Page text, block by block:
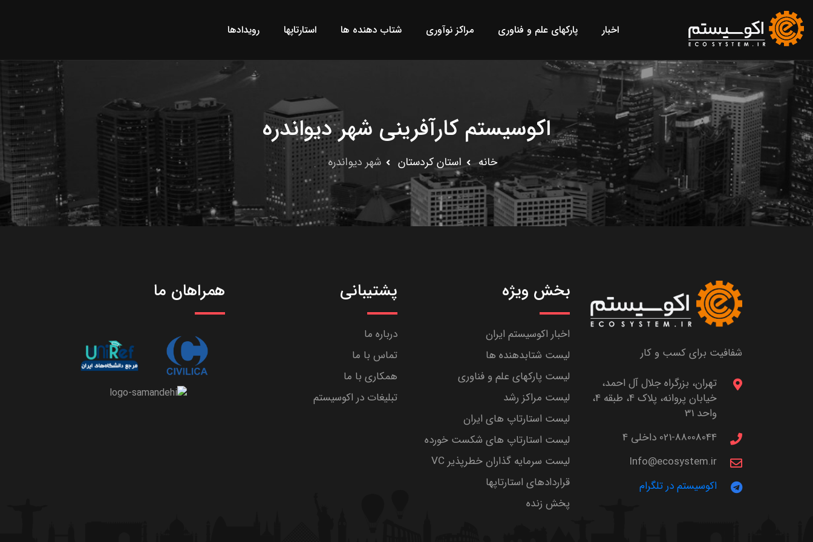
اخبار پارکهای علم و فناوری مراکز نوآوری شتاب دهنده ها استارتاپها رویدادها
اکوسیستم کارآفرینی شهر دیواندره
خانه استان کردستان شهر دیواندره
شفافیت برای کسب و کار
تهران، بزرگراه جلال آل احمد،
خیابان پروانه، پلاک 4، طبقه 4،
واحد 31
021-88008044 داخلی 4
Info@ecosystem.ir
اکوسیستم در تلگرام
بخش ویژه
اخبار اکوسیستم ایران
لیست شتابدهنده ها
لیست پارکهای علم و فناوری
لیست مراکز رشد
لیست استارتاپ های ایران
لیست استارتاپ های شکست خورده
لیست سرمایه گذاران خطرپذیر VC
قراردادهای استارتاپها
پخش زنده
پشتیبانی
درباره ما
تماس با ما
همکاری با ما
تبلیغات در اکوسیستم
همراهان ما